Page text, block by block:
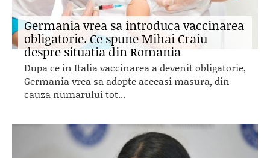
Germania vrea sa introduca vaccinarea
obligatorie. Ce spune Mihai Craiu
despre situatia din Romania
Dupa ce in Italia vaccinarea a devenit obligatorie,
Germania vrea sa adopte aceeasi masura, din
cauza numarului tot...